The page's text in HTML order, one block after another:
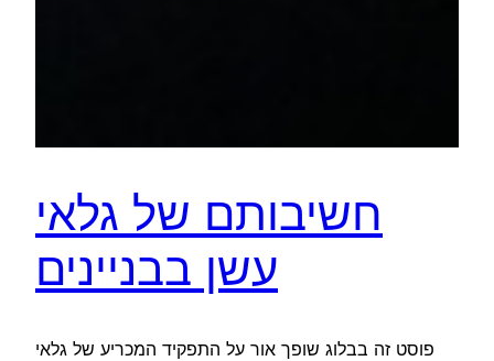
חשיבותם של גלאי
עשן בבניינים
פוסט זה בבלוג שופך אור על התפקיד המכריע של גלאי